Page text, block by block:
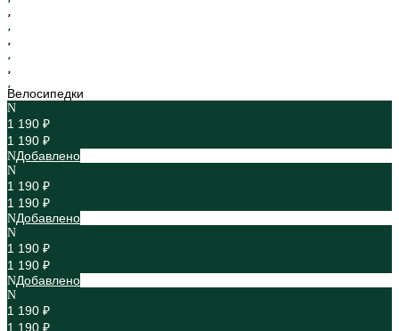
Велосипедки
1 190 ₽
1 190 ₽
Добавлено
1 190 ₽
1 190 ₽
Добавлено
1 190 ₽
1 190 ₽
Добавлено
1 190 ₽
1 190 ₽